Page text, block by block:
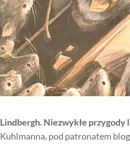
Lindbergh. Niezwykłe przygody
Kuhlmanna, pod patronatem